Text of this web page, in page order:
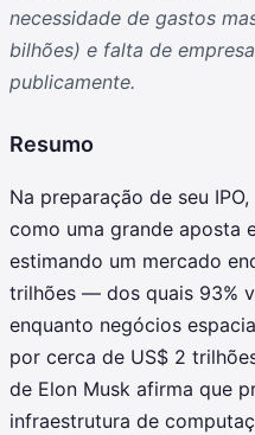
necessidade de gastos
bilhões) e falta de
publicamente.
Resumo
Na preparação de seu
como uma grande aposta
estimando um mercado
trilhões — dos quais 93%
enquanto negócios
por cerca de US$ 2
de Elon Musk afirma que
infraestrutura de